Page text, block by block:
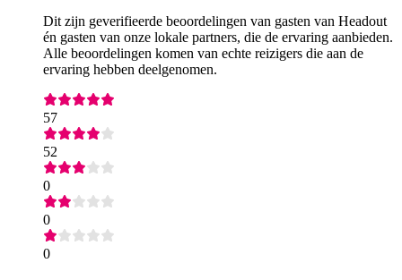
Dit zijn geverifieerde beoordelingen van gasten van Headout
én gasten van onze lokale partners, die de ervaring aanbieden.
Alle beoordelingen komen van echte reizigers die aan de
ervaring hebben deelgenomen.
57
52
0
0
0